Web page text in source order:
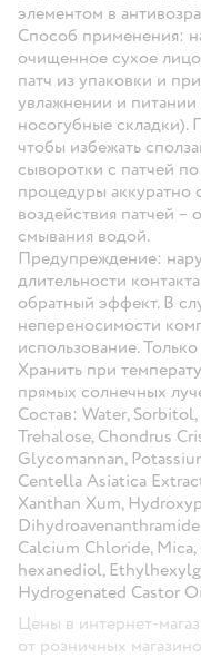
элементом в
Способ применения:
очищенное сухое
патч из упаковки и
увлажнении и питании
носогубные складки).
чтобы избежать
сыворотки с патчей
процедуры аккуратно
воздействия патчей –
смывания водой.
Предупреждение:
длительности
обратный эффект. В
непереносимости
использование.
Хранить при
прямых солнечных
Состав: Water,
Trehalose, Chondrus
Glycomannan,
Centella Asiatica
Xanthan Xum,
Calcium Chloride,
hexanediol,
Hydrogenated Castor
Цены в интернет-
от розничных